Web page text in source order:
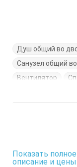
Душ общий во
Санузел общий
Вентилятор
Показать полное
описание и цены